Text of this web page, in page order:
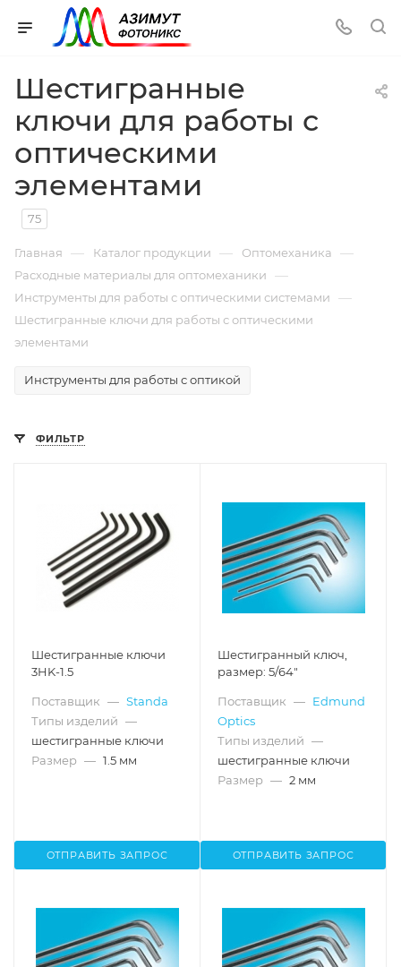
Шестигранные
ключи для работы с
оптическими
элементами
75
Главная — Каталог продукции — Оптомеханика —
Расходные материалы для оптомеханики —
Инструменты для работы с оптическими системами —
Шестигранные ключи для работы с оптическими
элементами
Инструменты для работы с оптикой
ФИЛЬТР
Шестигранные ключи
3HK-1.5
Поставщик — Standa
Типы изделий —
шестигранные ключи
Размер — 1.5 мм
ОТПРАВИТЬ ЗАПРОС
Шестигранный ключ,
размер: 5/64"
Поставщик — Edmund
Optics
Типы изделий —
шестигранные ключи
Размер — 2 мм
ОТПРАВИТЬ ЗАПРОС